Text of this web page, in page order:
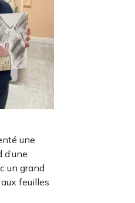
une
un grand
feuilles